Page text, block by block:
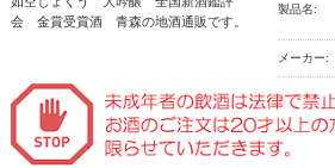
会 金賞受賞酒 青森の地酒通販です。
製品名:
メーカー: